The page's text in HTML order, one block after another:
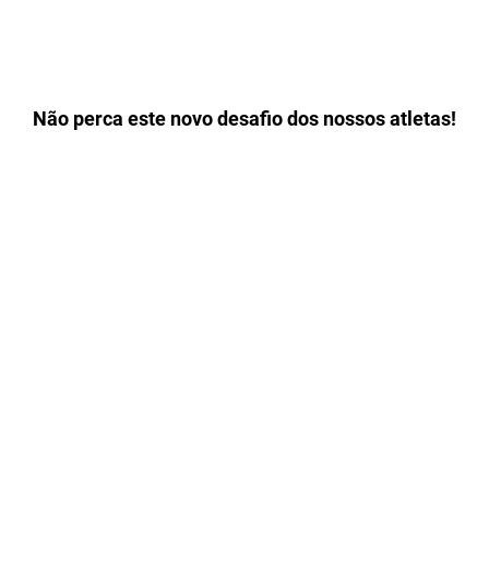
Não perca este novo desafio dos nossos atletas!